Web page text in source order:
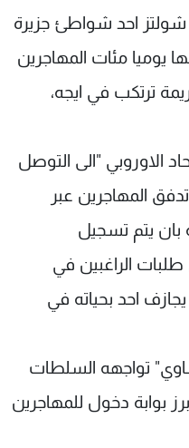
احد شواطئ جزيرة
يوميا مئات المهاجرين
ترتكب في ايجه،
الاوروبي "الى التوصل
المهاجرين عبر
بان يتم تسجيل
طلبات الراغبين في
احد بحياته في
تواجهه السلطات
بوابة دخول للمهاجرين